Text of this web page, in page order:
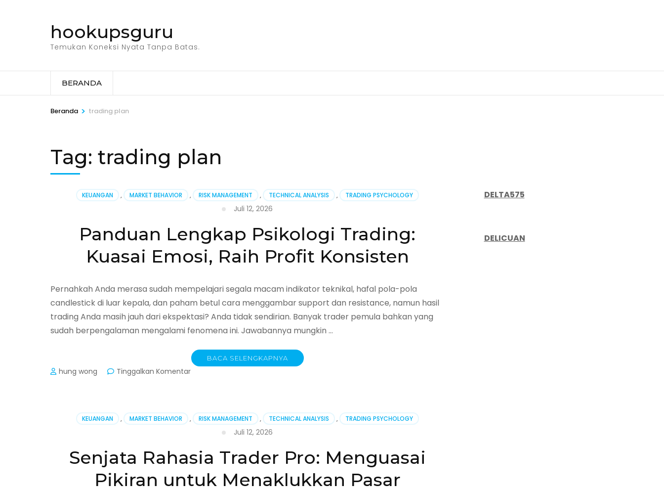
hookupsguru
Temukan Koneksi Nyata Tanpa Batas.
BERANDA
Beranda > trading plan
Tag: trading plan
KEUANGAN , MARKET BEHAVIOR , RISK MANAGEMENT , TECHNICAL ANALYSIS , TRADING PSYCHOLOGY
Juli 12, 2026
Panduan Lengkap Psikologi Trading:
Kuasai Emosi, Raih Profit Konsisten
Pernahkah Anda merasa sudah mempelajari segala macam indikator teknikal, hafal pola-pola
candlestick di luar kepala, dan paham betul cara menggambar support dan resistance, namun hasil
trading Anda masih jauh dari ekspektasi? Anda tidak sendirian. Banyak trader pemula bahkan yang
sudah berpengalaman mengalami fenomena ini. Jawabannya mungkin …
BACA SELENGKAPNYA
hung wong Tinggalkan Komentarpada
Trading:
Kuasai
Profit
Konsisten
KEUANGAN , MARKET BEHAVIOR , RISK MANAGEMENT , TECHNICAL ANALYSIS , TRADING PSYCHOLOGY
Juli 12, 2026
Senjata Rahasia Trader Pro: Menguasai
Pikiran untuk Menaklukkan Pasar
DELTA575
DELICUAN